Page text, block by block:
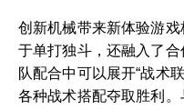
创新机械带来新体验游戏
于单打独斗，还融入了
队配合中可以展开“战术
各种战术搭配夺取胜利。